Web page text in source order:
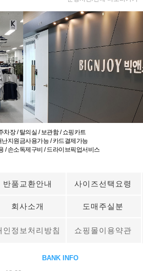
차장 / 탈의실 / 보관함 / 쇼핑카트
난지원금사용가능 / 카드결제가능
/ 손소독제구비 / 드라이브픽업서비스
반품교환안내 사이즈선택요령
회사소개 도매주실분
인정보처리방침 쇼핑몰이용약관
BANK INFO